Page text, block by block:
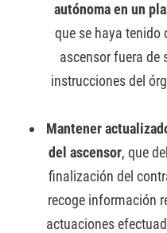
autónoma en un
que se haya tenido
ascensor fuera de
instrucciones del
Mantener
del ascensor, que
finalización del
recoge información
actuaciones